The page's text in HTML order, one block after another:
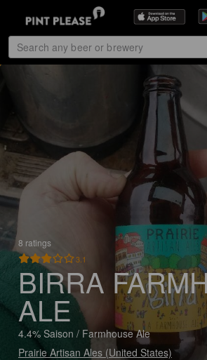
8 ratings
3.1
BIRRA
ALE
4.4% Saison / Farmhouse Ale
Prairie Artisan Ales (United States)